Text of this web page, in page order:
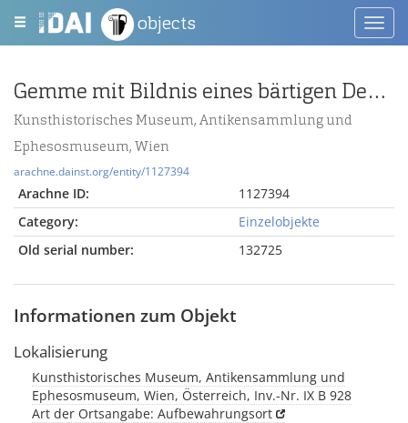
objects
Gemme mit Bildnis eines bärtigen Denkers
Kunsthistorisches Museum, Antikensammlung und
Ephesosmuseum, Wien
arachne.dainst.org/entity/1127394
Arachne ID:
1127394
Category:
Einzelobjekte
Old serial number:
132725
Informationen zum Objekt
Lokalisierung
Kunsthistorisches Museum, Antikensammlung und
Ephesosmuseum, Wien, Österreich, Inv.-Nr. IX B 928
Art der Ortsangabe: Aufbewahrungsort